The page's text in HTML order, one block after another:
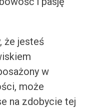
że jesteś
w
może
na zdobycie tej